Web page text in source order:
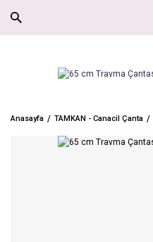
Anasayfa TAMKAN - Canacil Çanta